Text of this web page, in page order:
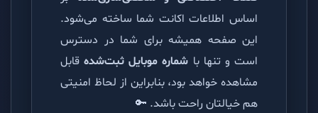
اساس اطلاعات اکانت شما ساخته می‌شود.
این صفحه همیشه برای شما در دسترس
است و تنها با شماره موبایل ثبت‌شدهقابل
مشاهده خواهد بود، بنابراین از لحاظ امنیتی
هم خیالتان راحت باشد. 🔑